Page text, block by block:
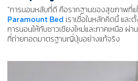
"การนอนหลับที่ดี คือรากฐานของสุขภาพที่
Paramount Bed เราเชื่อในหลักคิดนี้ แล
การนอนให้กับชาวเชียงใหม่และภาคเหนือ ผ่า
ที่ถ่ายทอดมาตรฐานญี่ปุ่นอย่างแท้จริง